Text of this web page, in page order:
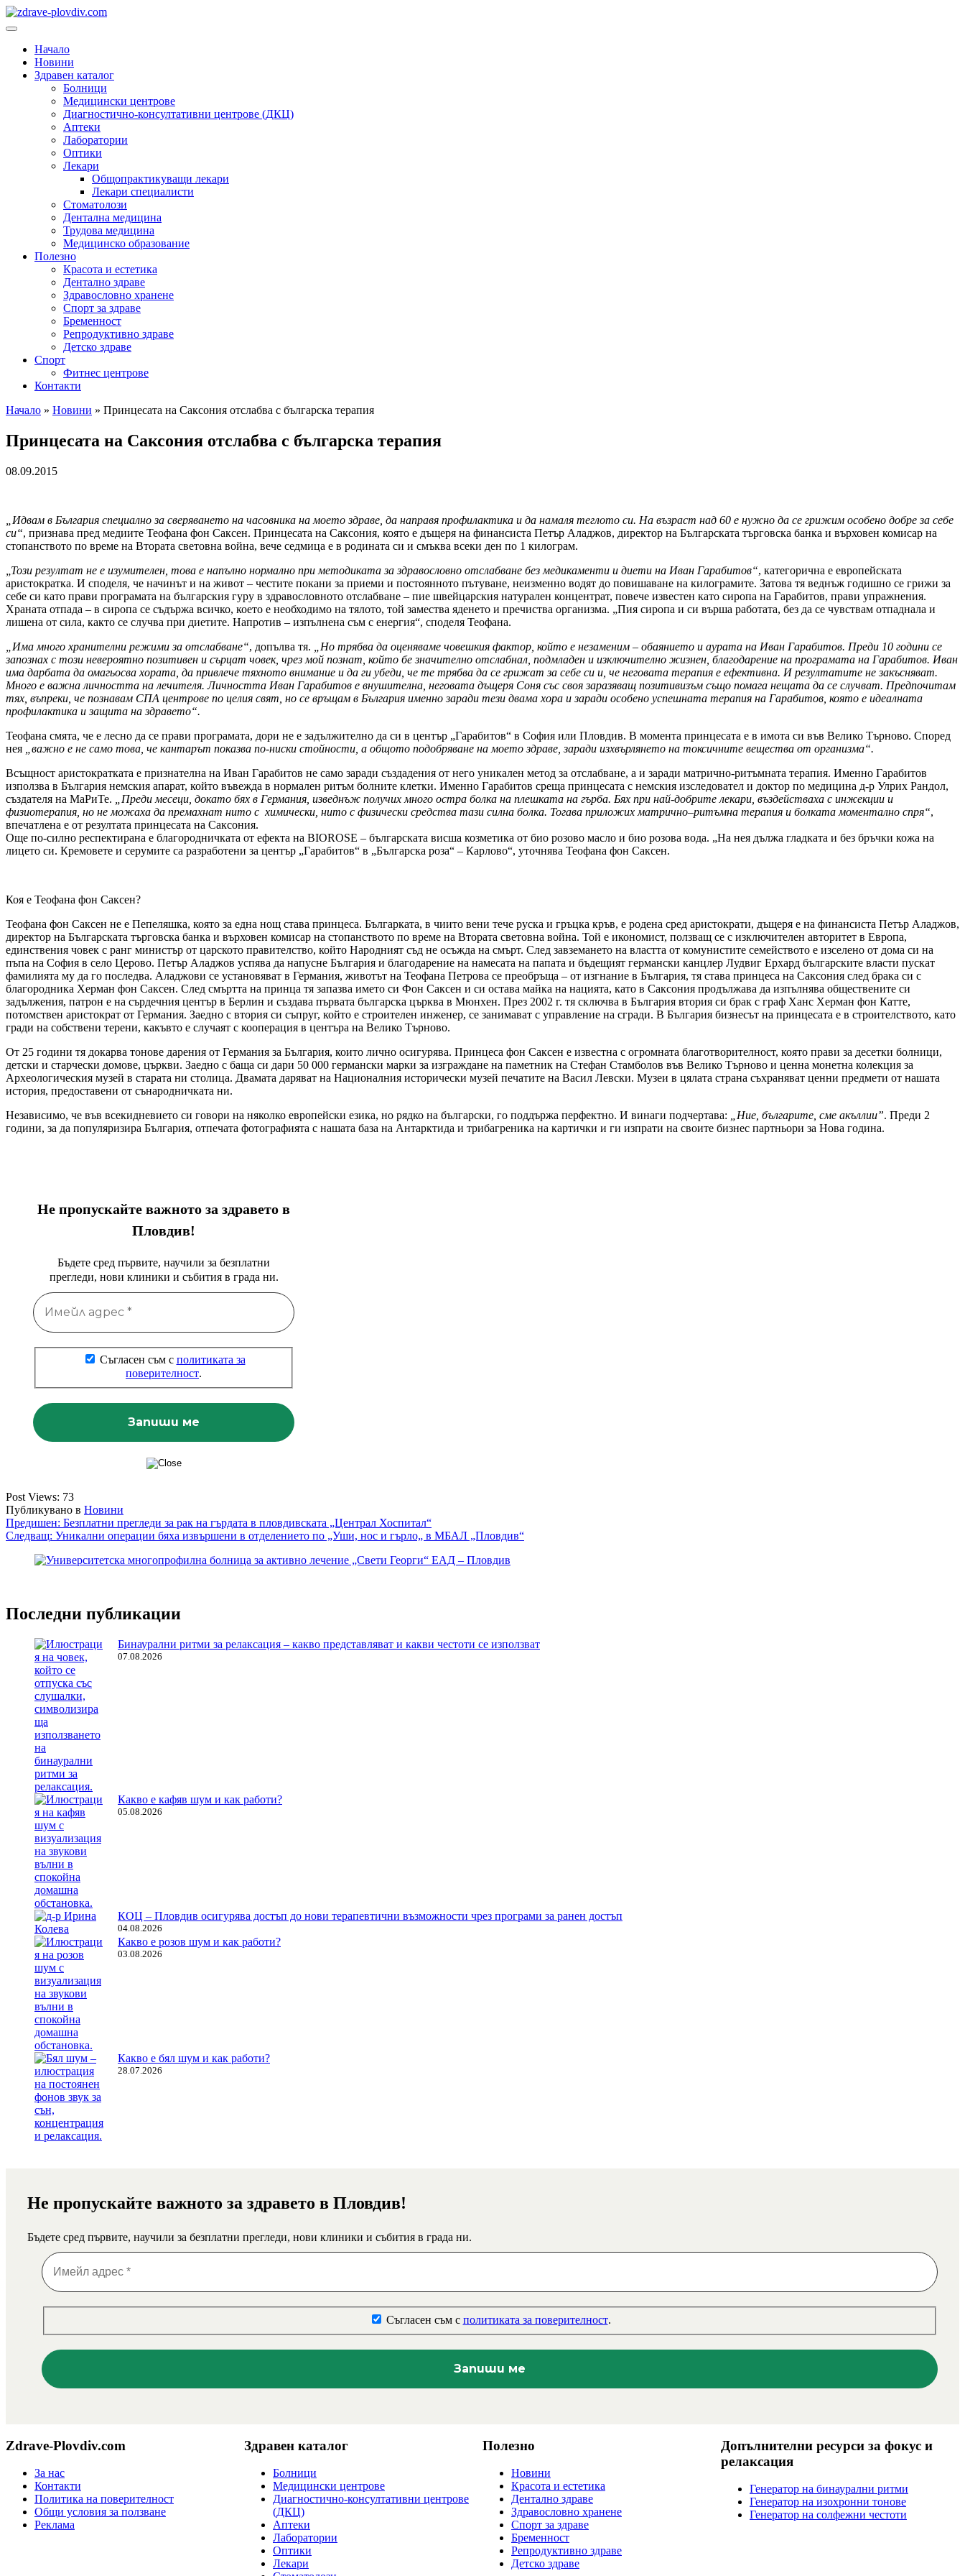
Преминете
към
Основно
Начало
Новини
Здравен каталог
Болници
Медицински центрове
Диагностично-консултативни центрове (ДКЦ)
Аптеки
Лаборатории
Оптики
Лекари
Общопрактикуващи лекари
Лекари специалисти
Стоматолози
Дентална медицина
Трудова медицина
Медицинско образование
Полезно
Красота и естетика
Дентално здраве
Здравословно хранене
Спорт за здраве
Бременност
Репродуктивно здраве
Детско здраве
Спорт
Фитнес центрове
Контакти
Начало » Новини » Принцесата на Саксония отслабва с българска терапия
Принцесата на Саксония отслабва с българска терапия
08.09.2015
„Идвам в България специално за сверяването на часовника на моето здраве, да направя профилактика и да намаля теглото си. На възраст над 60 е нужно да се грижим особено добре за себе
си“, признава пред медиите Теофана фон Саксен. Принцесата на Саксония, която е дъщеря на финансиста Петър Аладжов, директор на Българската търговска банка и върховен комисар на
стопанството по време на Втората световна война, вече седмица е в родината си и смъква всеки ден по 1 килограм.
„Този резултат не е изумителен, това е напълно нормално при методиката за здравословно отслабване без медикаменти и диети на Иван Гарабитов“, категорична е европейската
аристократка. И споделя, че начинът и на живот – честите покани за приеми и постоянното пътуване, неизменно водят до повишаване на килограмите. Затова тя веднъж годишно се грижи за
себе си като прави програмата на българския гуру в здравословното отслабване – пие швейцарския натурален концентрат, повече известен като сиропа на Гарабитов, прави упражнения.
Храната отпада – в сиропа се съдържа всичко, което е необходимо на тялото, той замества яденето и пречиства организма. „Пия сиропа и си върша работата, без да се чувствам отпаднала и
лишена от сила, както се случва при диетите. Напротив – изпълнена съм с енергия“, споделя Теофана.
„Има много хранителни режими за отслабване“, допълва тя.
„Но трябва да оценяваме човешкия фактор, който е незаменим – обаянието и аурата на Иван Гарабитов. Преди 10 години се
запознах с този невероятно позитивен и сърцат човек, чрез мой познат, който бе значително отслабнал, подмладен и изключително жизнен, благодарение на програмата на Гарабитов. Иван
има дарбата да омагьосва хората, да привлече тяхното внимание и да ги убеди, че те трябва да се грижат за себе си и, че неговата терапия е ефективна. И резултатите не закъсняват.
Много е важна личността на лечителя. Личността Иван Гарабитов е внушителна, неговата дъщеря Соня със своя заразяващ позитивизъм също помага нещата да се случват. Предпочитам
тях, въпреки, че познавам СПА центрове по целия свят, но се връщам в България именно заради тези двама хора и заради особено успешната терапия на Гарабитов, която е идеалната
профилактика и защита на здравето“.
Теофана смята, че е лесно да се прави програмата, дори не е задължително да си в център „Гарабитов“ в София или Пловдив. В момента принцесата е в имота си във Велико Търново. Според
нея
„важно е не само това, че кантарът показва по-ниски стойности, а общото подобряване на моето здраве, заради изхвърлянето на токсичните вещества от организма“.
Всъщност аристократката е признателна на Иван Гарабитов не само заради създадения от него уникален метод за отслабване, а и заради матрично-ритъмната терапия. Именно Гарабитов
използва в България немския апарат, който въвежда в нормален ритъм болните клетки. Именно Гарабитов среща принцесата с немския изследовател и доктор по медицина д-р Улрих Рандол,
създателя на МаРиТе.
„Преди месеци, докато бях в Германия, изведнъж получих много остра болка на плешката на гърба. Бях при най-добрите лекари, въздействаха с инжекции и
физиотерапия, но не можаха да премахнат нито с химически, нито с физически средства тази силна болка. Тогава приложих матрично–ритъмна терапия и болката моментално спря“,
впечатлена е от резултата принцесата на Саксония.
Още по-силно респектирана е благородничката от ефекта на BIOROSE – българската висша козметика от био розово масло и био розова вода. „На нея дължа гладката и без бръчки кожа на
лицето си. Кремовете и серумите са разработени за център „Гарабитов“ в „Българска роза“ – Карлово“, уточнява Теофана фон Саксен.
Коя е Теофана фон Саксен?
Теофана фон Саксен не е Пепеляшка, която за една нощ става принцеса. Българката, в чиито вени тече руска и гръцка кръв, е родена сред аристократи, дъщеря е на финансиста Петър Аладжов,
директор на Българската търговска банка и върховен комисар на стопанството по време на Втората световна война. Той е икономист, ползващ се с изключителен авторитет в Европа,
единствения човек с ранг министър от царското правителство, който Народният съд не осъжда на смърт. След завземането на властта от комунистите семейството е изселено от дома си на
пъпа на София в село Церово. Петър Аладжов успява да напусне България и благодарение на намесата на папата и бъдещият германски канцлер Лудвиг Ерхард българските власти пускат
фамилията му да го последва. Аладжови се установяват в Германия, животът на Теофана Петрова се преобръща – от изгнание в България, тя стaва принцеса на Саксония след брака си с
благородника Херман фон Саксен. След смъртта на принца тя запазва името си Фон Саксен и си остава майка на нацията, като в Саксония продължава да изпълнява обществените си
задължения, патрон е на сърдечния център в Берлин и създава първата българска църква в Мюнхен. През 2002 г. тя сключва в България втория си брак с граф Ханс Херман фон Катте,
потомствен аристократ от Германия. Заедно с втория си съпруг, който е строителен инженер, се занимават с управление на сгради. В България бизнесът на принцесата е в строителството, като
гради на собствени терени, какъвто е случаят с кооперация в центъра на Велико Търново.
От 25 години тя докарва тонове дарения от Германия за България, които лично осигурява. Принцеса фон Саксен е известна с огромната благотворителност, която прави за десетки болници,
детски и старчески домове, църкви. Заедно с баща си дари 50 000 германски марки за изграждане на паметник на Стефан Стамболов във Велико Търново и ценна монетна колекция за
Археологическия музей в старата ни столица. Двамата даряват на Националния исторически музей печатите на Васил Левски. Музеи в цялата страна съхраняват ценни предмети от нашата
история, предоставени от сънародничката ни.
Независимо, че във всекидневието си говори на няколко европейски езика, но рядко на български, го поддържа перфектно. И винаги подчертава:
„Ние, българите, сме акъллии”. Преди 2
години, за да популяризира България, отпечата фотографията с нашата база на Антарктида и трибагреника на картички и ги изпрати на своите бизнес партньори за Нова година.
Не пропускайте важното за здравето в
Пловдив!
Бъдете сред първите, научили за безплатни
прегледи, нови клиники и събития в града ни.
Съгласен съм с политиката за
поверителност.
Post Views: 73
Публикувано в Новини
Навигация
Предишен: Безплатни прегледи за рак на гърдата в пловдивската „Централ Хоспитал“
Следващ: Уникални операции бяха извършени в отделението по „Уши, нос и гърло„ в МБАЛ „Пловдив“
Последни публикации
Бинаурални ритми за релаксация – какво представляват и какви честоти се използват
07.08.2026
Какво е кафяв шум и как работи?
05.08.2026
КОЦ – Пловдив осигурява достъп до нови терапевтични възможности чрез програми за ранен достъп
04.08.2026
Какво е розов шум и как работи?
03.08.2026
Какво е бял шум и как работи?
28.07.2026
Не пропускайте важното за здравето в Пловдив!
Бъдете сред първите, научили за безплатни прегледи, нови клиники и събития в града ни.
Съгласен съм с политиката за поверителност.
Zdrave-Plovdiv.com
За нас
Контакти
Политика на поверителност
Общи условия за ползване
Реклама
Здравен каталог
Болници
Медицински центрове
Диагностично-консултативни центрове
(ДКЦ)
Аптеки
Лаборатории
Оптики
Лекари
Полезно
Новини
Красота и естетика
Дентално здраве
Здравословно хранене
Спорт за здраве
Бременност
Репродуктивно здраве
Детско здраве
Допълнителни ресурси за фокус и
релаксация
Генератор на бинаурални ритми
Генератор на изохронни тонове
Генератор на солфежни честоти